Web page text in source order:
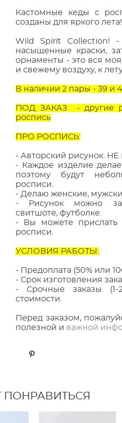
Кастомные кеды с
созданы для яркого лета!
Wild Spirit Collection! -
насыщенные краски,
орнаменты - это вся
и свежему воздуху, к
В наличии 2 пары - 39 и
ПОД ЗАКАЗ - другие
роспись
ПРО РОСПИСЬ:
- Авторский рисунок. НЕ
- Каждое изделие
поэтому будут
росписи.
- Делаю женские,
- Рисунок можно
свитшоте, футболке.
- Вы можете прислать
росписи.
УСЛОВИЯ РАБОТЫ:
- Предоплата (50% или
- Срок изготовления
- Срочные заказы
стоимости.
Перед заказом,
полезной и важной
ПОНРАВИТЬСЯ